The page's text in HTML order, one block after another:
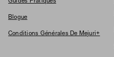
Guides Pratiques
Blogue
Conditions Générales De Mejuri+